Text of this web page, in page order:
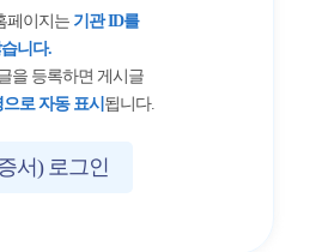
페이지는 기관 ID를
니다.
을 등록하면 게시글
로 자동 표시 됩니다.
서) 로그인